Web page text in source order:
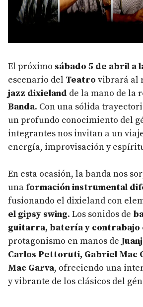
El próximo sábado 5 de abril a
escenario del Teatro vibrará al
jazz dixieland de la mano de la
Banda. Con una sólida
un profundo conocimiento del
integrantes nos invitan a un
energía, improvisación y
En esta ocasión, la banda nos
una formación instrumental
fusionando el dixieland con
el gipsy swing. Los sonidos de
guitarra, batería y contrabajo
protagonismo en manos de
Carlos Pettoruti, Gabriel Mac
Mac Garva, ofreciendo una
y vibrante de los clásicos del